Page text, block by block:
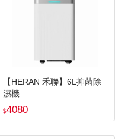
【HERAN 禾聯】6L抑菌除
濕機
$4080